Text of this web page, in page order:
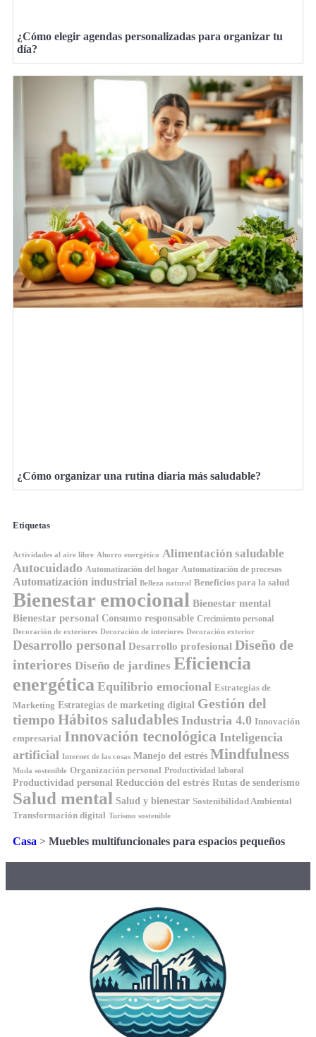
¿Cómo elegir agendas personalizadas para organizar tu
día?
¿Cómo organizar una rutina diaria más saludable?
Etiquetas
Actividades al aire libre Ahorro energético Alimentación saludable
Autocuidado Automatización del hogar Automatización de procesos
Automatización industrial Belleza natural Beneficios para la salud
Bienestar emocional Bienestar mental
Bienestar personal Consumo responsable Crecimiento personal
Decoración de exteriores Decoración de interiores Decoración exterior
Desarrollo personal Desarrollo profesional Diseño de
interiores Diseño de jardines Eficiencia
energética Equilibrio emocional Estrategias de
Marketing Estrategias de marketing digital Gestión del
tiempo Hábitos saludables Industria 4.0 Innovación
empresarial Innovación tecnológica Inteligencia
artificial Internet de las cosas Manejo del estrés Mindfulness
Moda sostenible Organización personal Productividad laboral
Productividad personal Reducción del estrés Rutas de senderismo
Salud mental Salud y bienestar Sostenibilidad Ambiental
Transformación digital Turismo sostenible
Casa > Muebles multifuncionales para espacios pequeños